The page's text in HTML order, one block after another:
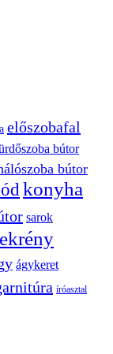
előszobafal
bútor
bútor
konyha
sarok
ágykeret
íróasztal